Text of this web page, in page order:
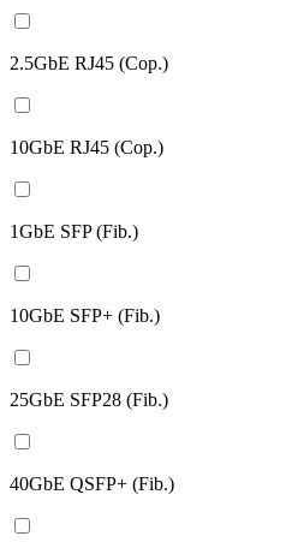
2.5GbE RJ45 (Cop.)
10GbE RJ45 (Cop.)
1GbE SFP (Fib.)
10GbE SFP+ (Fib.)
25GbE SFP28 (Fib.)
40GbE QSFP+ (Fib.)